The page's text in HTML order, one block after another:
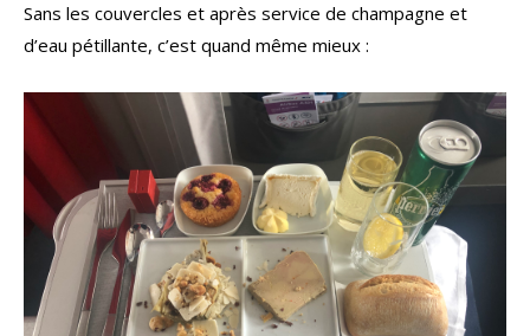
Sans les couvercles et après service de champagne et
d’eau pétillante, c’est quand même mieux :